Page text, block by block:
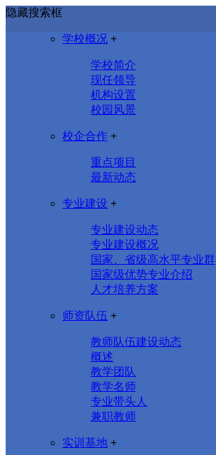
隐藏搜索框
学校概况 +
学校简介
现任领导
机构设置
校园风景
校企合作 +
重点项目
最新动态
专业建设 +
专业建设动态
专业建设概况
国家、省级高水平专业群
国家级优势专业介绍
人才培养方案
师资队伍 +
教师队伍建设动态
概述
教学团队
教学名师
专业带头人
兼职教师
实训基地 +